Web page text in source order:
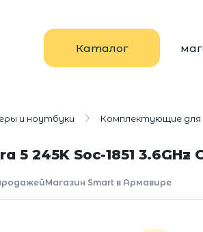
Каталог
и ноутбуки Комплектующие для
245K Soc-1851 3.6GHz
Магазин Smart в Армавире